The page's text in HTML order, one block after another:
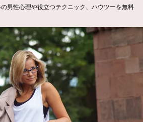
男性心理や役立つテクニック、ハウツーを無料